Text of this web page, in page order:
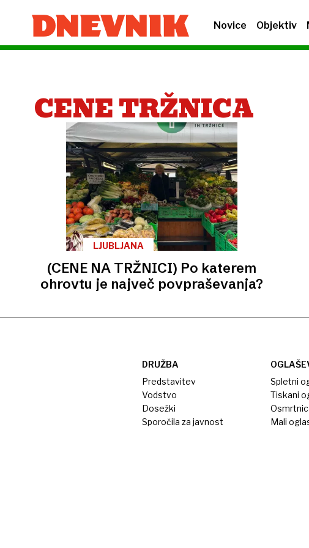
Novice Objektiv
CENE TRŽNICA
LJUBLJANA
(CENE NA TRŽNICI) Po katerem
ohrovtu je največ povpraševanja?
DRUŽBA
Predstavitev
Vodstvo
Dosežki
Sporočila za javnost
Spletni
Tiskani
Mali